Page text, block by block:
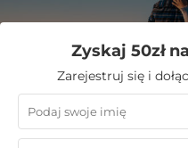
Spodobała
Zostało Ci zaledwie
Zyskaj 50zł
Zarejestruj się i